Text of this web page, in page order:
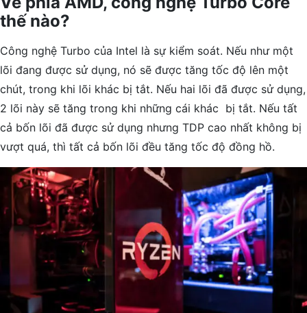
thế nào?
Công nghệ Turbo của Intel là sự kiểm soát. Nếu như một
lõi đang được sử dụng, nó sẽ được tăng tốc độ lên một
chút, trong khi lõi khác bị tắt. Nếu hai lõi đã được sử dụng,
2 lõi này sẽ tăng trong khi những cái khác bị tắt. Nếu tất
cả bốn lõi đã được sử dụng nhưng TDP cao nhất không bị
vượt quá, thì tất cả bốn lõi đều tăng tốc độ đồng hồ.